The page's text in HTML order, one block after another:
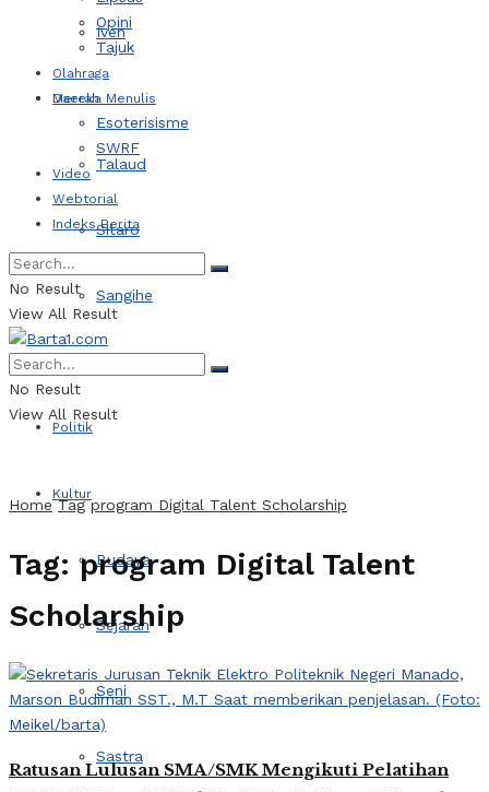
Iven
Daerah
Talaud
Sitaro
Sangihe
Politik
Kultur
Budaya
Sejarah
Seni
Sastra
Opini
Tajuk
Olahraga
Mereka Menulis
Esoterisisme
SWRF
Video
Webtorial
Indeks Berita
No Result
View All Result
No Result
View All Result
Home Tag program Digital Talent Scholarship
Tag:program Digital Talent
Scholarship
Ratusan Lulusan SMA/SMK Mengikuti Pelatihan